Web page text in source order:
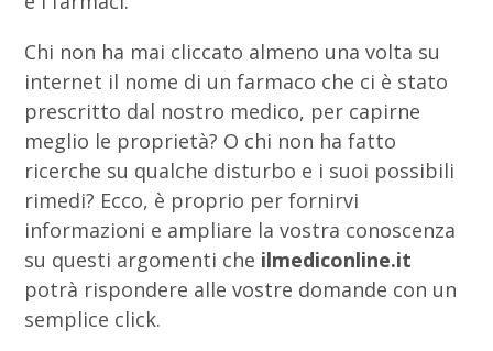
Chi non ha mai cliccato almeno una volta su
internet il nome di un farmaco che ci è stato
prescritto dal nostro medico, per capirne
meglio le proprietà? O chi non ha fatto
ricerche su qualche disturbo e i suoi possibili
rimedi? Ecco, è proprio per fornirvi
informazioni e ampliare la vostra conoscenza
su questi argomenti che ilmediconline.it
potrà rispondere alle vostre domande con un
semplice click.